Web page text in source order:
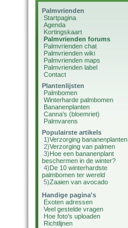
Palmvrienden
Startpagina
Agenda
Kortingskaart
Palmvrienden forums
Palmvrienden chat
Palmvrienden wiki
Palmvrienden maps
Palmvrienden label
Contact
Plantenlijsten
Palmbomen
Winterharde palmbomen
Bananenplanten
Canna's (bloemriet)
Palmvarens
Populairste artikels
1)Verzorging bananenplanten
2)Verzorging van palmen
3)Hoe een bananenplant
beschermen in de winter?
4)De 10 winterhardste
palmbomen ter wereld
5)Zaaien van avocado
Handige pagina's
Exoten adressen
Veel gestelde vragen
Hoe foto's uploaden
Richtlijnen